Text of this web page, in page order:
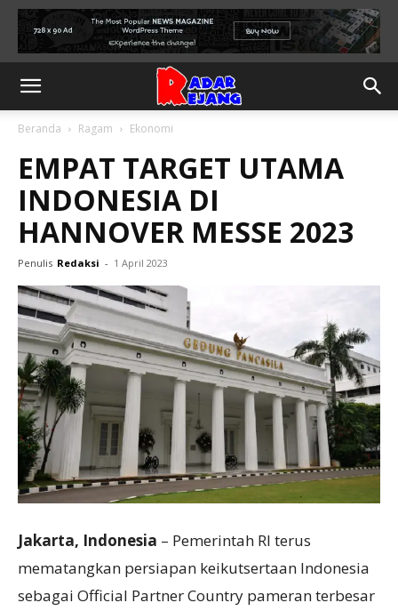
Beranda Ragam Ekonomi
EMPAT TARGET UTAMA
INDONESIA DI
HANNOVER MESSE 2023
Penulis Redaksi - 1 April 2023
Jakarta, Indonesia – Pemerintah RI terus
mematangkan persiapan keikutsertaan Indonesia
sebagai Official Partner Country pameran terbesar